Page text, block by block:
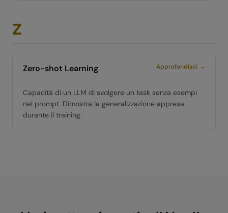
Z
Zero-shot Learning Approfondisci →
Capacità di un LLM di svolgere un task senza esempi
nel prompt. Dimostra la generalizzazione appresa
durante il training.